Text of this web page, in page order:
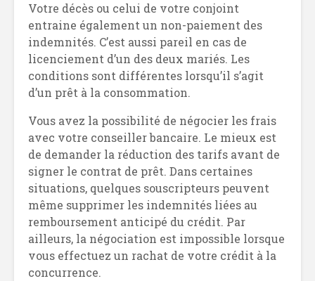
Votre décès ou celui de votre conjoint
entraine également un non-paiement des
indemnités. C’est aussi pareil en cas de
licenciement d’un des deux mariés. Les
conditions sont différentes lorsqu’il s’agit
d’un prêt à la consommation.
Vous avez la possibilité de négocier les frais
avec votre conseiller bancaire. Le mieux est
de demander la réduction des tarifs avant de
signer le contrat de prêt. Dans certaines
situations, quelques souscripteurs peuvent
même supprimer les indemnités liées au
remboursement anticipé du crédit. Par
ailleurs, la négociation est impossible lorsque
vous effectuez un rachat de votre crédit à la
concurrence.